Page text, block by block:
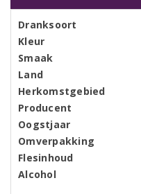
Dranksoort
Kleur
Smaak
Land
Herkomstgebied
Producent
Oogstjaar
Omverpakking
Flesinhoud
Alcohol